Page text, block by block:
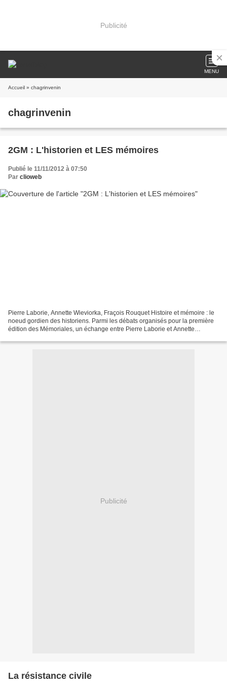
Publicité
MENU
Accueil » chagrinvenin
chagrinvenin
2GM : L'historien et LES mémoires
Publié le 11/11/2012 à 07:50
Par clioweb
Pierre Laborie, Annette Wieviorka, Fraçois Rouquet Histoire et mémoire : le
noeud gordien des historiens. Parmi les débats organisés pour la première
édition des Mémoriales, un échange entre Pierre Laborie et Annette
Publicité
La résistance civile